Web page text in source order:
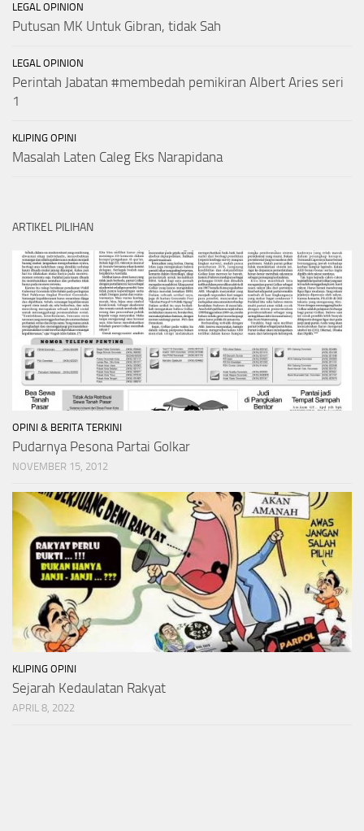
LEGAL OPINION
Putusan MK Untuk Gibran, tidak Sah
LEGAL OPINION
Perintah Jabatan #membedah pemikiran Albert Aries seri
1
KLIPING OPINI
Masalah Laten Caleg Eks Narapidana
ARTIKEL PILIHAN
OPINI & BERITA TERKINI
Pudarnya Pesona Partai Golkar
NOVEMBER 15, 2012
KLIPING OPINI
Sejarah Kedaulatan Rakyat
APRIL 8, 2022